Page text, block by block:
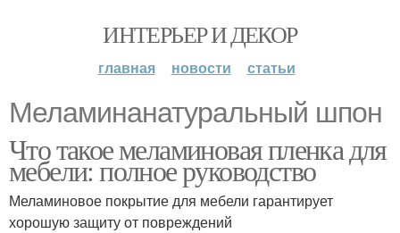
ИНТЕРЬЕР И ДЕКОР
главная новости статьи
Меламинанатуральный шпон
Что такое меламиновая пленка для
мебели: полное руководство
Меламиновое покрытие для мебели гарантирует
хорошую защиту от повреждений